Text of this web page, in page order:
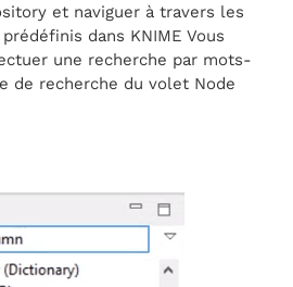
et naviguer à travers les
dans KNIME Vous
une recherche par mots-
de recherche du volet Node